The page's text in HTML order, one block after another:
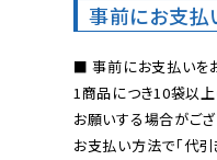
事前にお支払
■ 事前にお支払いを
1商品につき10袋以
お願いする場合がござ
お支払い方法で「代